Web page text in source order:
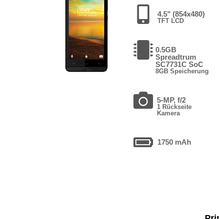
4.5" (854x480)
TFT LCD
0.5GB
Spreadtrum
SC7731C SoC
8GB Speicherung
5-MP, f/2
1 Rückseite
Kamera
1750 mAh